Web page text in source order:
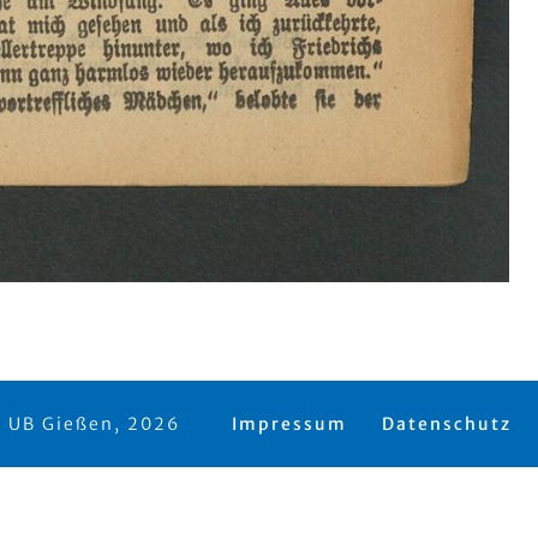
Gießen, 2026 Impressum Datenschutz